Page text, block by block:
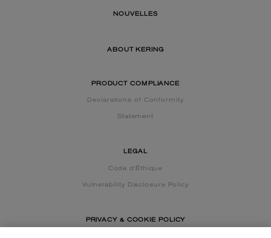
NOUVELLES
ABOUT KERING
PRODUCT COMPLIANCE
Declarations of Conformity
Statement
LEGAL
Code d'Éthique
Vulnerability Disclosure Policy
PRIVACY & COOKIE POLICY